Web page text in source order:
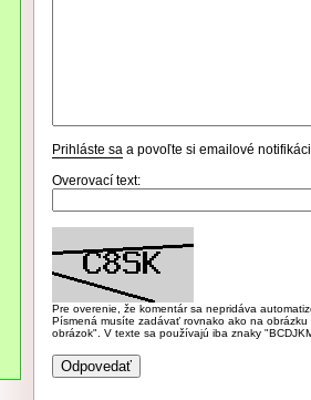
Prihláste sa a povoľte si emailové
Overovací text:
Pre overenie, že komentár sa nepridáva
Písmená musíte zadávať rovnako ako na
obrázok". V texte sa používajú iba znaky